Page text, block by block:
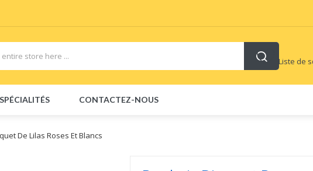
Liste de
SPÉCIALITÉS CONTACTEZ-NOUS
De Lilas Roses Et Blancs